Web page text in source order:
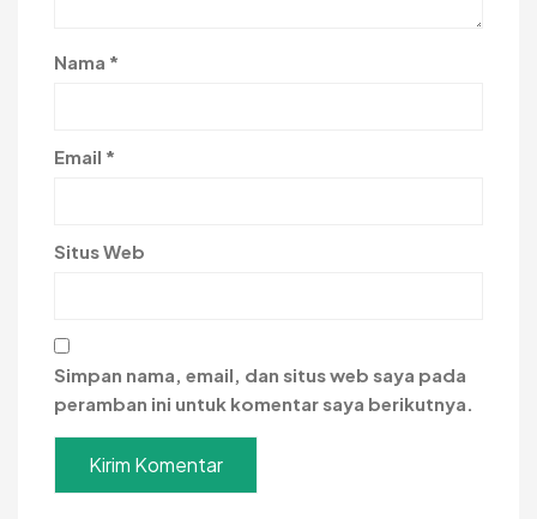
Nama *
Email *
Situs Web
Simpan nama, email, dan situs web saya pada
peramban ini untuk komentar saya berikutnya.